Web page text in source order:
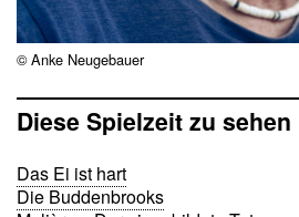
© Anke Neugebauer
Diese Spielzeit zu sehen
Das Ei ist hart
Die Buddenbrooks